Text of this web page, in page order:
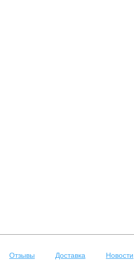
Отзывы Доставка Новости